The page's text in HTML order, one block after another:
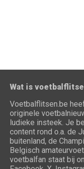
Wat is
Voetbalflitsen.be
originele
ludieke insteek. Je
content rond o.a. de
buitenland, de
Belgisch
voetbalfan staat bij